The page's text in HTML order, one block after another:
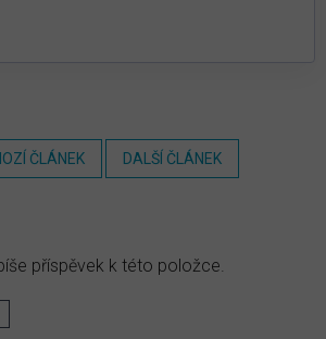
ČLÁNEK DALŠÍ ČLÁNEK
příspěvek k této položce.